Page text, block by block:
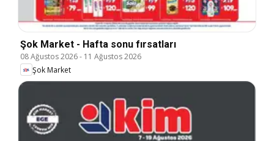
Şok Market - Hafta sonu fırsatları
08 Ağustos 2026- 11 Ağustos 2026
Şok Market